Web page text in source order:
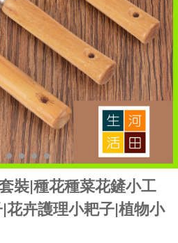
裝|種花種菜花鏟小工
卉護理小耙子|植物小